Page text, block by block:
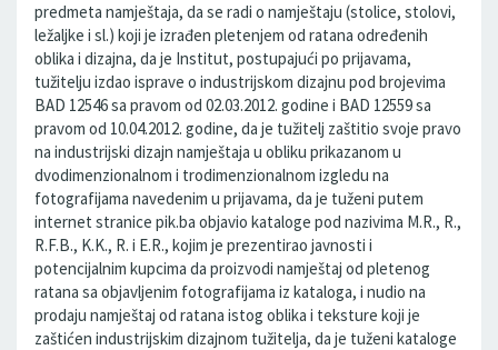
predmeta namještaja, da se radi o namještaju (stolice, stolovi,
ležaljke i sl.) koji je izrađen pletenjem od ratana određenih
oblika i dizajna, da je Institut, postupajući po prijavama,
tužitelju izdao isprave o industrijskom dizajnu pod brojevima
BAD 12546 sa pravom od 02.03.2012. godine i BAD 12559 sa
pravom od 10.04.2012. godine, da je tužitelj zaštitio svoje pravo
na industrijski dizajn namještaja u obliku prikazanom u
dvodimenzionalnom i trodimenzionalnom izgledu na
fotografijama navedenim u prijavama, da je tuženi putem
internet stranice pik.ba objavio kataloge pod nazivima M.R., R.,
R.F.B., K.K., R. i E.R., kojim je prezentirao javnosti i
potencijalnim kupcima da proizvodi namještaj od pletenog
ratana sa objavljenim fotografijama iz kataloga, i nudio na
prodaju namještaj od ratana istog oblika i teksture koji je
zaštićen industrijskim dizajnom tužitelja, da je tuženi kataloge